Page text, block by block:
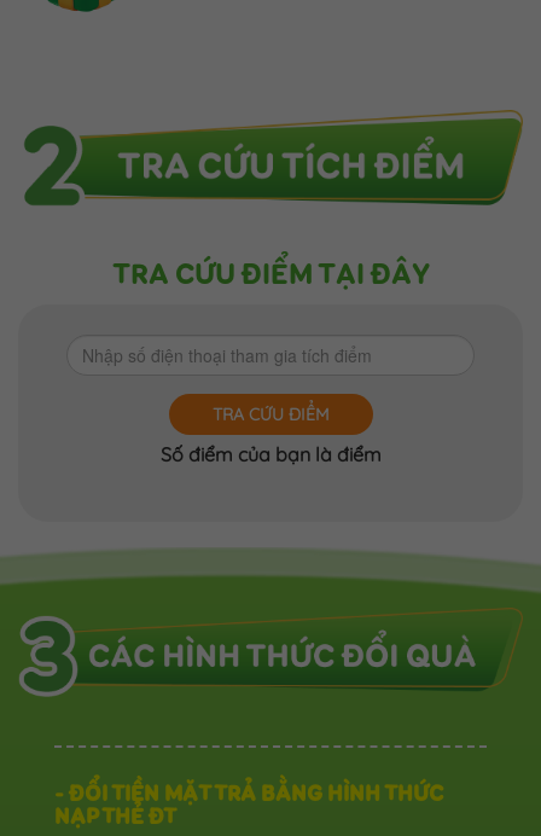
TRA CỨU ĐIỂM TẠI ĐÂY
TRA CỨU ĐIỂM
Số điểm của bạn là điểm
- ĐỔI TIỀN MẶT TRẢ BẰNG HÌNH THỨC
NẠP THẺ ĐT